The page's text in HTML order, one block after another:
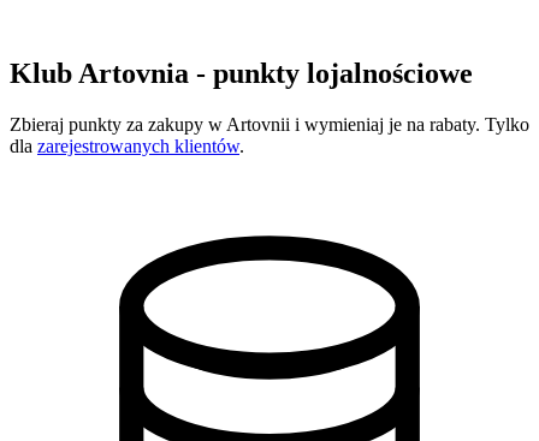
Klub Artovnia - punkty lojalnościowe
Zbieraj punkty za zakupy w Artovnii i wymieniaj je na rabaty. Tylko
dla zarejestrowanych klientów.